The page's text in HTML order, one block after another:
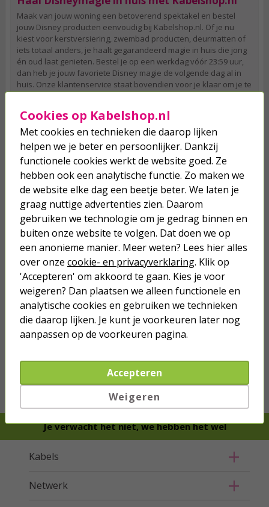
Je verwacht het niet
Turbo onkruidverdelger (Concentraat,
3x 100ml) | Ook voor je gazon!
43,50
40,
89
we hebben het
Bestel mee
Maak van jouw woning een betoverend spektakel en bestel
jouw Disney producten eenvoudig bij Kabelshop.nl. Of je nu
kiest voor kerstversiering, zwembad producten, deurmatten of
iets totaal anders, je haalt gegarandeerd magie in huis die jong
én oud laat genieten. Bestel je op een werkdag vóór 23:59 uur,
dan heb je jouw favoriete Disney magie de volgende dag al in
huis. Onze klantenservice staat bovendien voor je klaar om je te
helpen bij al je vragen of wensen.
Je verwacht het niet, we hebben het wel
Kabels
Netwerk
Cookies op Kabelshop.nl
Met cookies en technieken die daarop lijken
helpen we je beter en persoonlijker. Dankzij
functionele cookies werkt de website goed. Ze
hebben ook een analytische functie. Zo maken we
de website elke dag een beetje beter. We laten je
graag nuttige advertenties zien. Daarom
gebruiken we technologie om je gedrag binnen en
buiten onze website te volgen. Dat doen we op
een anonieme manier. Meer weten? Lees hier alles
over onze cookie- en privacyverklaring. Klik op
'Accepteren' om akkoord te gaan. Kies je voor
weigeren? Dan plaatsen we alleen functionele en
analytische cookies en gebruiken we technieken
die daarop lijken. Je kunt je voorkeuren later nog
aanpassen op de voorkeuren pagina.
Accepteren
Weigeren